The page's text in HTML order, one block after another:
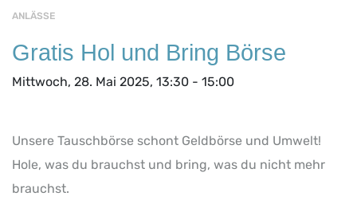
ANLÄSSE
Gratis Hol und Bring Börse
Mittwoch, 28. Mai 2025, 13:30 - 15:00
Unsere Tauschbörse schont Geldbörse und Umwelt!
Hole, was du brauchst und bring, was du nicht mehr
brauchst.